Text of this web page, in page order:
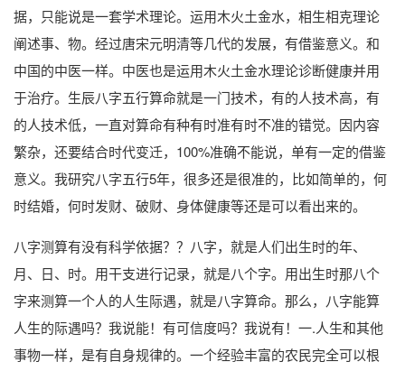
据，只能说是一套学术理论。运用木火土金水，相生相克理论
阐述事、物。经过唐宋元明清等几代的发展，有借鉴意义。和
中国的中医一样。中医也是运用木火土金水理论诊断健康并用
于治疗。生辰八字五行算命就是一门技术，有的人技术高，有
的人技术低，一直对算命有种有时准有时不准的错觉。因内容
繁杂，还要结合时代变迁，100%准确不能说，单有一定的借鉴
意义。我研究八字五行5年，很多还是很准的，比如简单的，何
时结婚，何时发财、破财、身体健康等还是可以看出来的。
八字测算有没有科学依据？？八字，就是人们出生时的年、
月、日、时。用干支进行记录，就是八个字。用出生时那八个
字来测算一个人的人生际遇，就是八字算命。那么，八字能算
人生的际遇吗？我说能！有可信度吗？我说有！一.人生和其他
事物一样，是有自身规律的。一个经验丰富的农民完全可以根